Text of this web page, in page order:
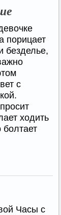
порицает
безделье,
с
ходить
болтает
Часы с